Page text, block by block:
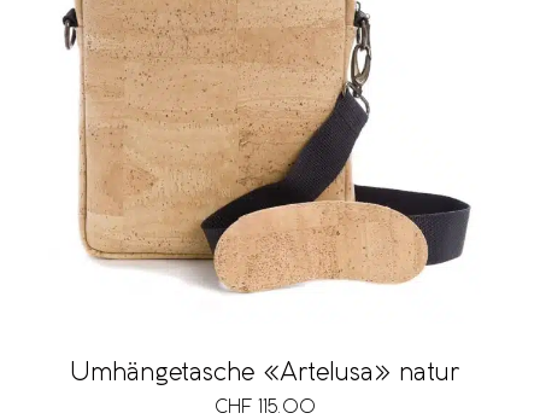
Umhängetasche «Artelusa» natur
CHF 115.00